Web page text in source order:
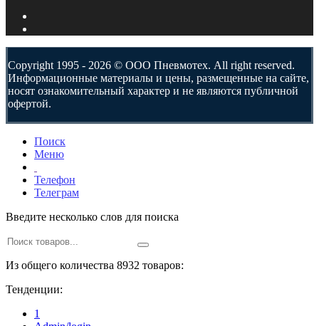
Copyright 1995 - 2026 © ООО Пневмотех. All right reserved.
Информационные материалы и цены, размещенные на сайте,
носят ознакомительный характер и не являются публичной
офертой.
Поиск
Меню
Телефон
Телеграм
Введите несколько слов для поиска
Из общего количества 8932 товаров:
Тенденции:
1